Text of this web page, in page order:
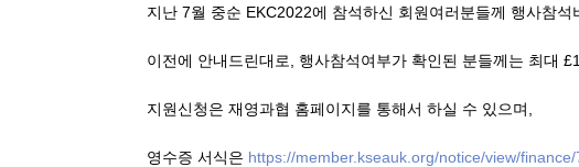
지난 7월 중순 EKC2022에 참석하신 회원여러분들께 행사참석
이전에 안내드린대로, 행사참석여부가 확인된 분들께는 최대
지원신청은 재영과협 홈페이지를 통해서 하실 수 있으며,
영수증 서식은 https://member.kseauk.org/notice/view/finance/